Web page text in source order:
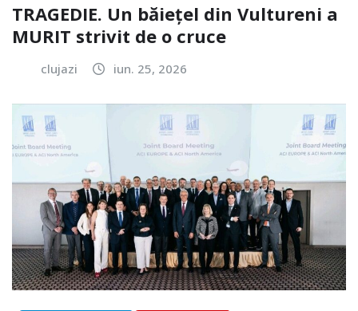
TRAGEDIE. Un băiețel din Vultureni a
MURIT strivit de o cruce
clujazi iun. 25, 2026